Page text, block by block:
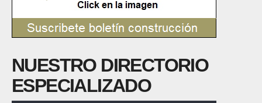
NUESTRO DIRECTORIO
ESPECIALIZADO